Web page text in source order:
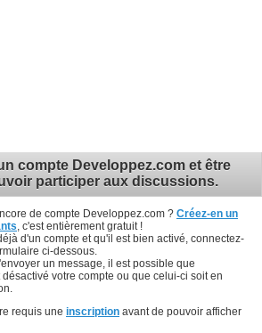
compte Developpez.com et être
participer aux discussions.
de compte Developpez.com ? Créez-en un
, c'est entièrement gratuit !
d'un compte et qu'il est bien activé, connectez-
ci-dessous.
un message, il est possible que
votre compte ou que celui-ci soit en
requis une inscription avant de pouvoir afficher